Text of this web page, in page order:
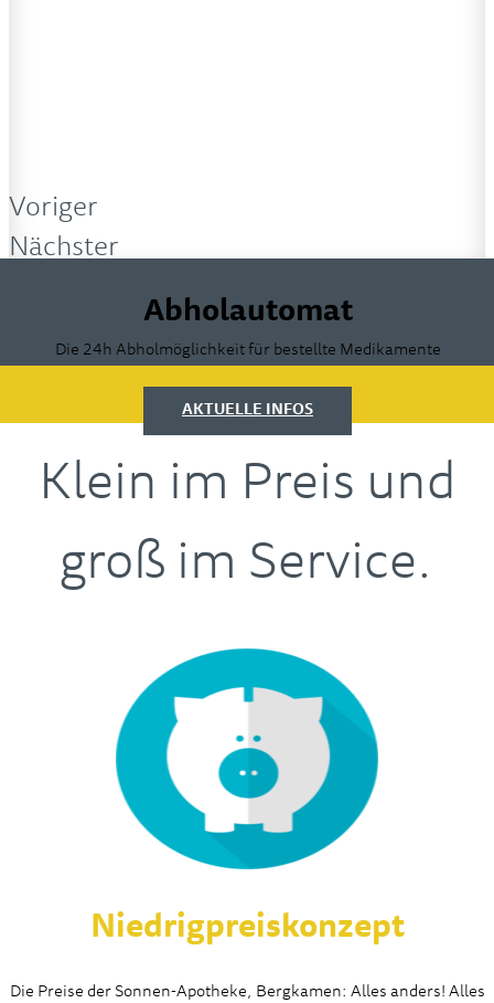
Voriger
Nächster
Abholautomat
Die 24h Abholmöglichkeit für bestellte Medikamente
AKTUELLE INFOS
Klein im Preis und
groß im Service.​
Niedrigpreiskonzept
Die Preise der Sonnen-Apotheke, Bergkamen: Alles anders! Alles